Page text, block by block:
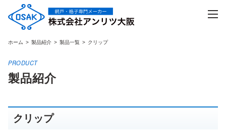
the
content
ホーム 製品紹介 製品一覧 クリップ
製品紹介
クリップ